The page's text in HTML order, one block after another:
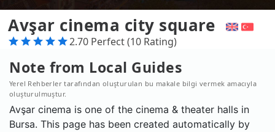
Avşar cinema city square
2.70 Perfect (10 Rating)
Note from Local Guides
Yerel Rehberler tarafından oluşturulan bu makale bilgi vermek amacıyla
oluşturulmuştur.
Avşar cinema is one of the cinema & theater halls in
Bursa. This page has been created automatically by